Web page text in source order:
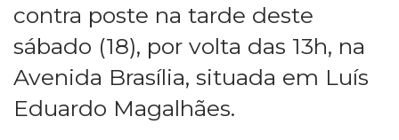
contra poste na tarde deste
sábado (18), por volta das 13h, na
Avenida Brasília, situada em Luís
Eduardo Magalhães.